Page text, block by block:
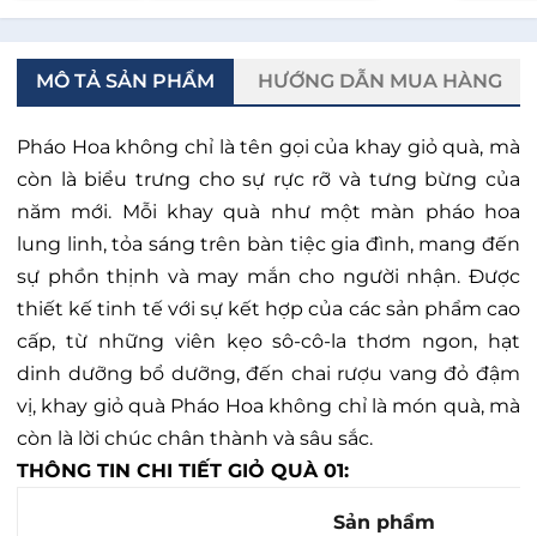
MÔ TẢ SẢN PHẨM HƯỚNG DẪN MUA HÀNG
Pháo Hoa không chỉ là tên gọi của khay giỏ quà, mà
còn là biểu trưng cho sự rực rỡ và tưng bừng của
năm mới. Mỗi khay quà như một màn pháo hoa
lung linh, tỏa sáng trên bàn tiệc gia đình, mang đến
sự phồn thịnh và may mắn cho người nhận. Được
thiết kế tinh tế với sự kết hợp của các sản phẩm cao
cấp, từ những viên kẹo sô-cô-la thơm ngon, hạt
dinh dưỡng bổ dưỡng, đến chai rượu vang đỏ đậm
vị, khay giỏ quà Pháo Hoa không chỉ là món quà, mà
còn là lời chúc chân thành và sâu sắc.
THÔNG TIN CHI TIẾT GIỎ QUÀ 01:
Sản phẩm